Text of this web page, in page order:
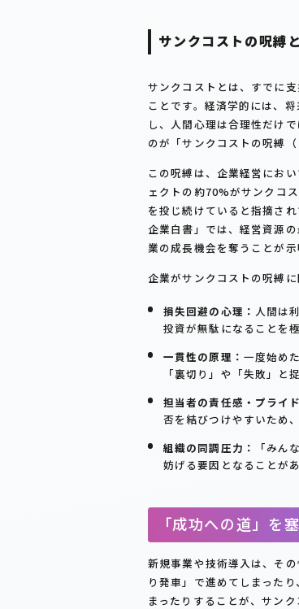
サンクコストの呪縛
サンクコストとは、すでに
ことです。経済学的には、
し、人間心理は合理性だけ
のが「サンクコストの呪縛
この呪縛は、企業経営にお
ェクトの約70%がサンクコ
を投じ続けていると指摘さ
企業白書」では、経営資源
業の成長機会を奪うことが示
企業がサンクコストの呪縛
損失回避の心理： 人間は
投資が無駄になることを
一貫性の原理： 一度始め
「裏切り」や「失敗」と
担当者の責任感・プライド
否を結びつけやすいため
組織の同調圧力：
「みん
妨げる要因となることがあ
「成功への道」を
新規事業や技術導入は、そ
り発車」で進めてしまった
まったりすることが、サン